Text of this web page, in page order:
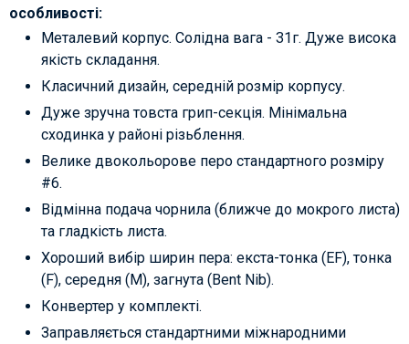
особливості:
Металевий корпус. Солідна вага - 31г. Дуже висока
якість складання.
Класичний дизайн, середній розмір корпусу.
Дуже зручна товста грип-секція. Мінімальна
сходинка у районі різьблення.
Велике двокольорове перо стандартного розміру
#6.
Відмінна подача чорнила (ближче до мокрого листа)
та гладкість листа.
Хороший вибір ширин пера: екста-тонка (EF), тонка
(F), середня (M), загнута (Bent Nib).
Конвертер у комплекті.
Заправляється стандартними міжнародними